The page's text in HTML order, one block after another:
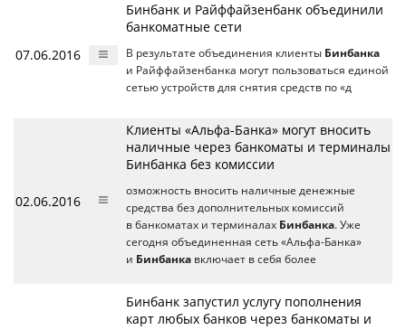
07.06.2016
Бинбанк и Райффайзенбанк объединили
банкоматные сети
В результате объединения клиенты Бинбанка
и Райффайзенбанка могут пользоваться единой
сетью устройств для снятия средств по «д
02.06.2016
Клиенты «Альфа-Банка» могут вносить
наличные через банкоматы и терминалы
Бинбанка без комиссии
озможность вносить наличные денежные
средства без дополнительных комиссий
в банкоматах и терминалах Бинбанка. Уже
сегодня объединенная сеть «Альфа-Банка»
и Бинбанка включает в себя более
Бинбанк запустил услугу пополнения
карт любых банков через банкоматы и